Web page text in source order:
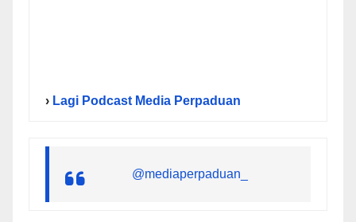
› Lagi Podcast Media Perpaduan
@mediaperpaduan_